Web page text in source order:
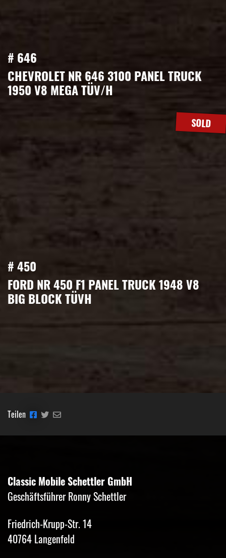
# 646
CHEVROLET NR 646 3100 PANEL TRUCK
1950 V8 MEGA TÜV/H
SOLD
# 450
FORD NR 450 F1 PANEL TRUCK 1948 V8
BIG BLOCK TÜVH
Teilen
Classic Mobile Schettler GmbH
Geschäftsführer Ronny Schettler
Friedrich-Krupp-Str. 14
40764 Langenfeld